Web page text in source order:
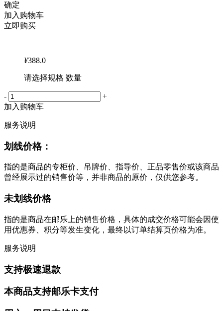
确定
加入购物车
立即购买
¥388.0
请选择规格 数量
-
+
加入购物车
服务说明
划线价格：
指的是商品的专柜价、吊牌价、指导价、正品零售价或该商品
曾经展示过的销售价等，并非商品的原价，仅供您参考。
未划线价格
指的是商品在邮乐上的销售价格，具体的成交价格可能会因使
用优惠券、积分等发生变化，最终以订单结算页价格为准。
服务说明
支持极速退款
本商品支持邮乐卡支付